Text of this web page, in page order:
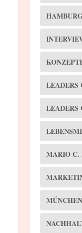
LEADERS
LEADERS
MARIO C.
MÜNCHEN